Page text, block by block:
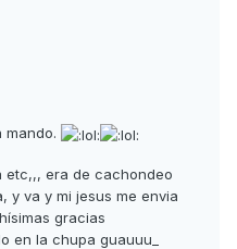
mando.
etc,,, era de cachondeo
y va y mi jesus me envia
gracias
en la chupa guauuu_